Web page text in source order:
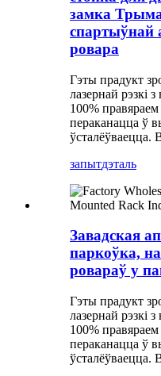
замка
спартыўнай
ровара
Гэты прадукт
лазернай рэзкі
100%
пераканацца ў
ўсталёўваецца.
запытдэталь
Завадская
паркоўка,
ровараў у
Гэты прадукт
лазернай рэзкі
100%
пераканацца ў
ўсталёўваецца.